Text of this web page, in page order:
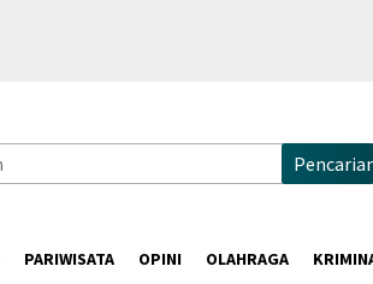
PARIWISATA OPINI OLAHRAGA